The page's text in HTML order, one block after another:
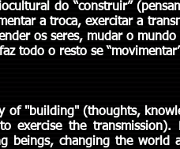
do “construir”
a troca, exercitar a
os seres, mudar o
todo o resto se
of "building" (thoughts,
exercise the
beings, changing the